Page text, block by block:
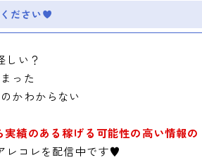
ださい
しい？
った
かわからない
績のある稼げる可能性の高い情報の
レコレを配信中です♥